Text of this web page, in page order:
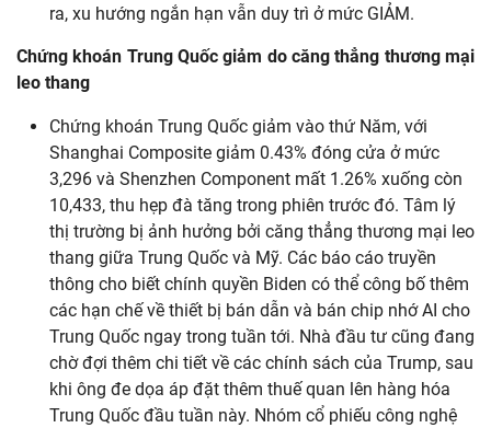
ra, xu hướng ngắn hạn vẫn duy trì ở mức GIẢM.
Chứng khoán Trung Quốc giảm do căng thẳng thương mại
leo thang
Chứng khoán Trung Quốc giảm vào thứ Năm, với
Shanghai Composite giảm 0.43% đóng cửa ở mức
3,296 và Shenzhen Component mất 1.26% xuống còn
10,433, thu hẹp đà tăng trong phiên trước đó. Tâm lý
thị trường bị ảnh hưởng bởi căng thẳng thương mại leo
thang giữa Trung Quốc và Mỹ. Các báo cáo truyền
thông cho biết chính quyền Biden có thể công bố thêm
các hạn chế về thiết bị bán dẫn và bán chip nhớ AI cho
Trung Quốc ngay trong tuần tới. Nhà đầu tư cũng đang
chờ đợi thêm chi tiết về các chính sách của Trump, sau
khi ông đe dọa áp đặt thêm thuế quan lên hàng hóa
Trung Quốc đầu tuần này. Nhóm cổ phiếu công nghệ